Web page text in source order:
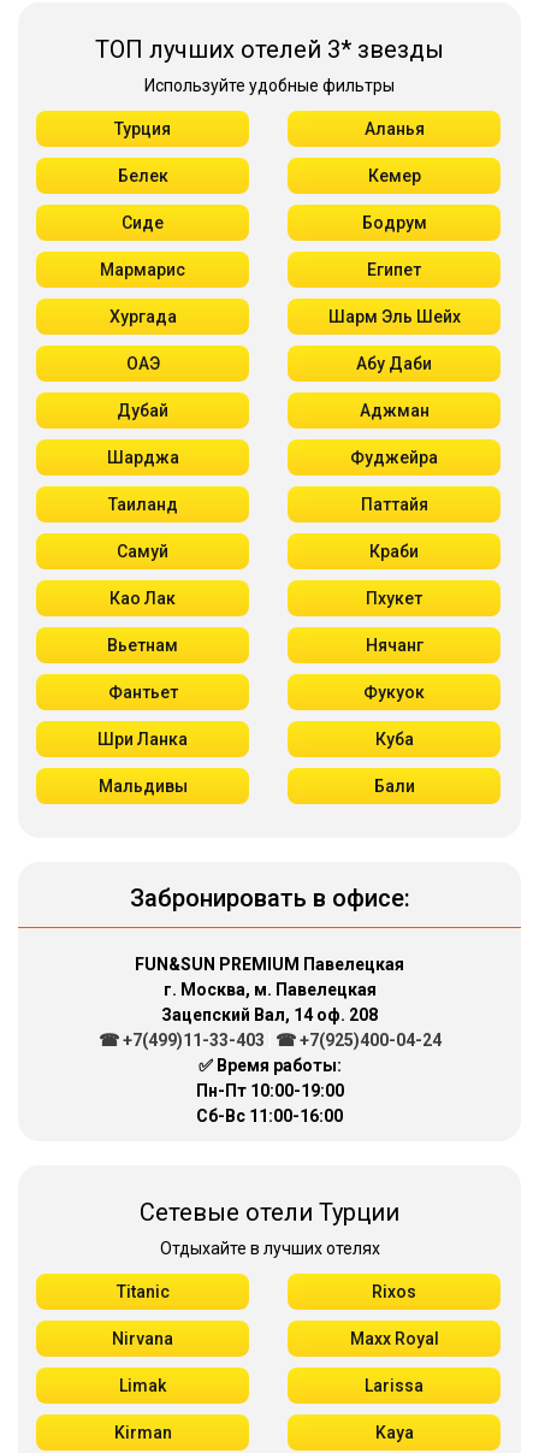
ТОП лучших отелей 3* звезды
Используйте удобные фильтры
Турция Аланья
Белек Кемер
Сиде Бодрум
Мармарис Египет
Хургада Шарм Эль Шейх
ОАЭ Абу Даби
Дубай Аджман
Шарджа Фуджейра
Таиланд Паттайя
Самуй Краби
Као Лак Пхукет
Вьетнам Нячанг
Фантьет Фукуок
Шри Ланка Куба
Мальдивы Бали
Забронировать в офисе:
FUN&SUN PREMIUM Павелецкая
г. Москва, м. Павелецкая
Зацепский Вал, 14 оф. 208
☎ +7(499)11-33-403
☎ +7(925)400-04-24
✅ Время работы:
Пн-Пт 10:00-19:00
Сб-Вс 11:00-16:00
Сетевые отели Турции
Отдыхайте в лучших отелях
Titanic Rixos
Nirvana Maxx Royal
Limak Larissa
Kirman Kaya